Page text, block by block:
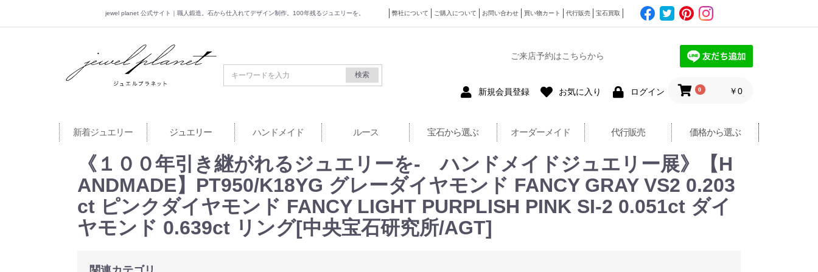
jewel planet 公式サイト｜職人鍛造。石から仕入れてデザイン制作。100年残るジュエリーを。 弊社について ご購入について お問い合わせ 買い物カート 代行販売 宝石買取
jewel planet 公式サイト
検索
ご来店予約はこちらから
新規会員登録 お気に入り ログイン 0 ￥0
新着ジュエリー ジュエリー ハンドメイド ルース 宝石から選ぶ オーダーメイド 代行販売 価格から選ぶ
《１００年引き継がれるジュエリーを- ハンドメイドジュエリー展》【H
ANDMADE】PT950/K18YG グレーダイヤモンド FANCY GRAY VS2 0.203
ct ピンクダイヤモンド FANCY LIGHT PURPLISH PINK SI-2 0.051ct ダイ
ヤモンド 0.639ct リング[中央宝石研究所/AGT]